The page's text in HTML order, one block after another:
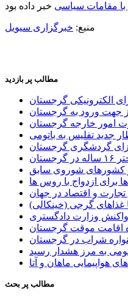
مقامات سیاسی
منبع: خبرگزاری سیویل
مطالب پر بازدید
الکترونیکی گرجستان
جهت ورود به گرجستان
امور خارجه گرجستان
جدید تفلیس به باتومی
گردشگری گرجستان
کشورهای شوروی سابق
برای ازدواج با روس ها
و اقتصاد در جهان
غذاهای گرجی (خینکالی)
وزارت دادگستری
اقامت موقت گرجستان
شراب در گرجستان
به مرز هشدار رسید
ماهان و آتا
مطالب پر بحث